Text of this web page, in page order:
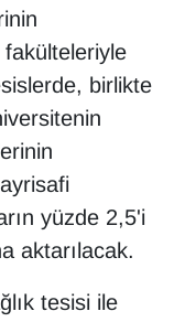
fakülteleriyle
birlikte
yüzde 2,5'i
aktarılacak.
tesisi ile